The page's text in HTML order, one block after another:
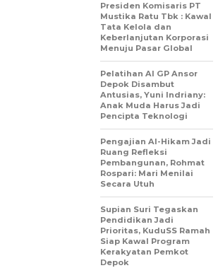
Presiden Komisaris PT
Mustika Ratu Tbk : Kawal
Tata Kelola dan
Keberlanjutan Korporasi
Menuju Pasar Global
Pelatihan AI GP Ansor
Depok Disambut
Antusias, Yuni Indriany:
Anak Muda Harus Jadi
Pencipta Teknologi
Pengajian Al-Hikam Jadi
Ruang Refleksi
Pembangunan, Rohmat
Rospari: Mari Menilai
Secara Utuh
Supian Suri Tegaskan
Pendidikan Jadi
Prioritas, KuduSS Ramah
Siap Kawal Program
Kerakyatan Pemkot
Depok